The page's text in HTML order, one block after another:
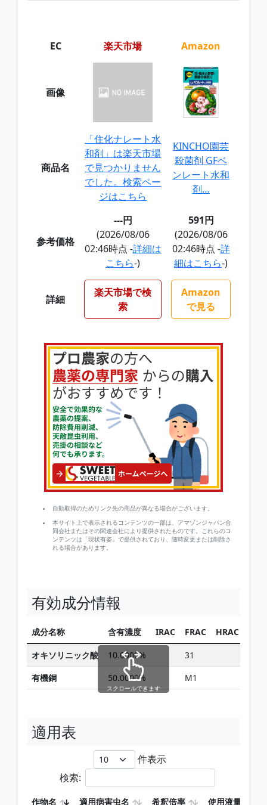
EC 楽天市場 Amazon
画像
商品名
「住化ナレート水
和剤」は楽天市場
で見つかりません
でした。検索ペー
ジはこちら
KINCHO園芸
殺菌剤 GFベ
ンレート水和
剤…
参考価格
---円
(2026/08/06
02:46時点 -詳細は
こちら-)
591円
(2026/08/06
02:46時点 -詳
細はこちら-)
詳細
楽天市場で検
索
Amazon
で見る
自動取得のためリンク先の商品が異なる場合がございます。
本サイト上で表示されるコンテンツの一部は、アマゾンジャパン合
同会社またはその関連会社により提供されたものです。これらのコ
ンテンツは「現状有姿」で提供されており、随時変更または削除さ
れる場合があります。
有効成分情報
成分名称 含有濃度 IRAC FRAC HRAC
オキソリニック酸 10.0000%
31
有機銅
50.0000% M1
スクロールできます
適用表
件表示
検索:
作物名 適用病害虫名 希釈倍率 使用液量